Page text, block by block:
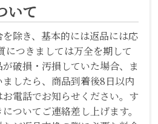
いて
除き、基本的には返品には応
につきましては万全を期して
破損・汚損していた場合、ま
したら、商品到着後8日以内
電話でお知らせください。す
ついてご連絡差し上げます。